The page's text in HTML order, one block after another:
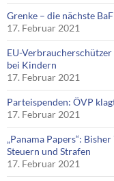
Grenke – die nächste
17. Februar 2021
EU-
bei Kindern
17. Februar 2021
Parteispenden: ÖVP
17. Februar 2021
„Panama Papers“:
Steuern und Strafen
17. Februar 2021